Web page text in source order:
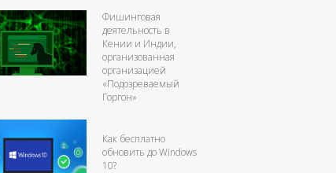
Фишинговая
деятельность в
Кении и Индии,
организованная
организацией
«Подозреваемый
Горгон»
Как бесплатно
обновить до Windows
10?